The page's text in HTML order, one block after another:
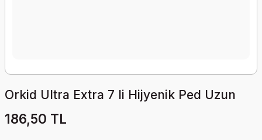
Orkid Ultra Extra 7 li Hijyenik Ped Uzun
186,50 TL